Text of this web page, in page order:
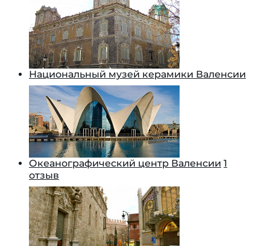
Национальный музей керамики Валенсии
Океанографический центр Валенсии 1
отзыв